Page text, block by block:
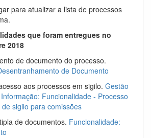
para atualizar a lista de processos
que foram entregues no
2018
de documento do processo.
de Documento
aos processos em sigilo. Gestão
Funcionalidade - Processo
sigilo para comissões
de documentos. Funcionalidade: